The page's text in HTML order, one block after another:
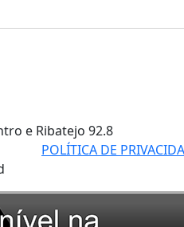
e Ribatejo 92.8
POLÍTICA DE